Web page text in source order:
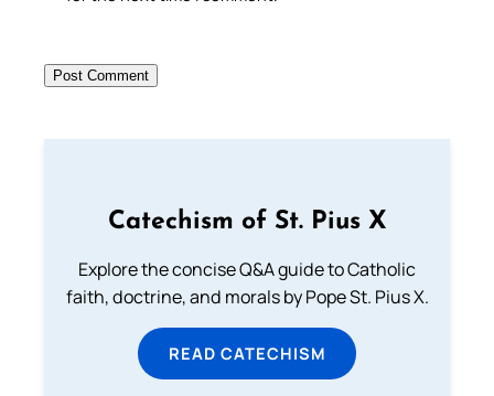
Catechism of St. Pius X
Explore the concise Q&A guide to Catholic
faith, doctrine, and morals by Pope St. Pius X.
READ CATECHISM